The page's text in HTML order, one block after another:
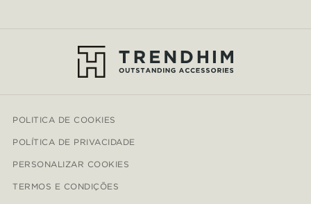
POLITICA DE COOKIES
POLÍTICA DE PRIVACIDADE
PERSONALIZAR COOKIES
TERMOS E CONDIÇÕES